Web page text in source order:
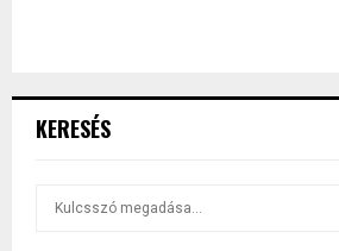
KERESÉS